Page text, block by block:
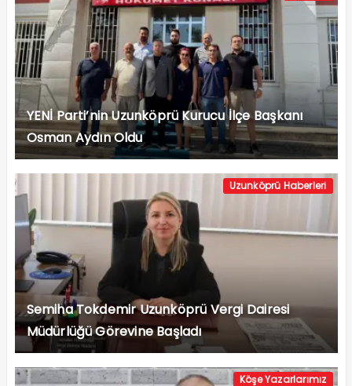
YENİ Parti’nin Uzunköprü Kurucu İlçe Başkanı
Osman Aydın Oldu
Uzunköprü Haberleri
Semiha Tokdemir Uzunköprü Vergi Dairesi
Müdürlüğü Görevine Başladı
Köşe Yazarlarımız